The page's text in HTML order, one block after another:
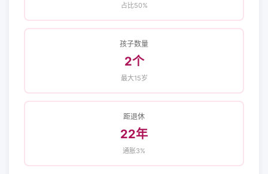
占比50%
孩子数量
2个
最大15岁
距退休
22年
通胀3%